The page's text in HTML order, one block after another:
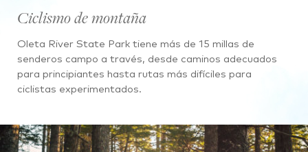
Ciclismo de montaña
Oleta River State Park tiene más de 15 millas de
senderos campo a través, desde caminos adecuados
para principiantes hasta rutas más difíciles para
ciclistas experimentados.